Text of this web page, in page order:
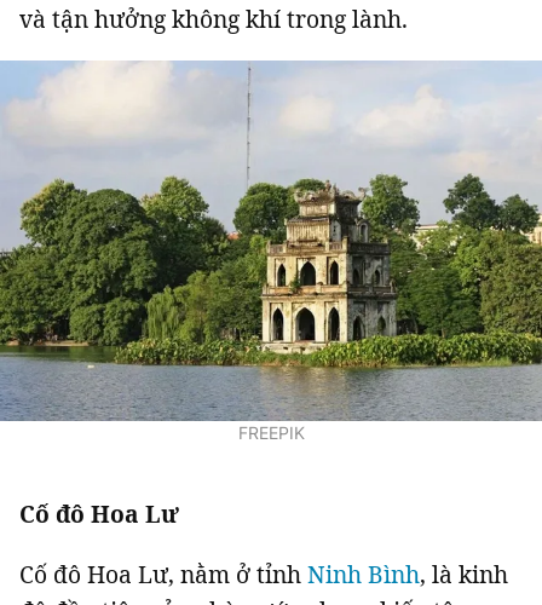
và tận hưởng không khí trong lành.
FREEPIK
Cố đô Hoa Lư
Cố đô Hoa Lư, nằm ở tỉnhNinh Bình, là kinh